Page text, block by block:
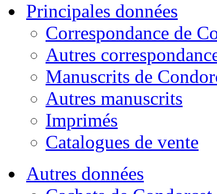
Principales données
Correspondance de
Autres
Manuscrits de
Autres manuscrits
Imprimés
Catalogues de vente
Autres données